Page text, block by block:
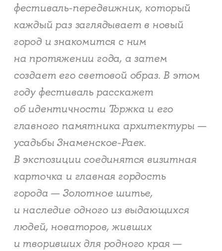
фестиваль-передвижник, который
каждый раз заглядывает в новый
город и знакомится с ним
на протяжении года, а затем
создает его световой образ. В этом
году фестиваль расскажет
об идентичности Торжка и его
главного памятника архитектуры —
усадьбы Знаменское-Раек.
В экспозиции соединятся визитная
карточка и главная гордость
города — Золотное шитье,
и наследие одного из выдающихся
людей, новаторов, живших
и творивших для родного края —